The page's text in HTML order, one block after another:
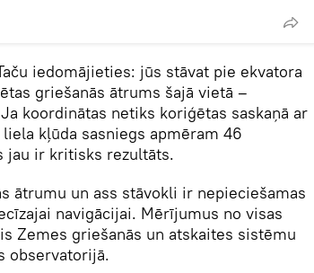
iedomājieties: jūs stāvat pie ekvatora
griešanās ātrums šajā vietā –
koordinātas netiks koriģētas saskaņā ar
kļūda sasniegs apmēram 46
jau ir kritisks rezultāts.
ātrumu un ass stāvokli ir nepieciešamas
navigācijai. Mērījumus no visas
Zemes griešanās un atskaites sistēmu
observatorijā.